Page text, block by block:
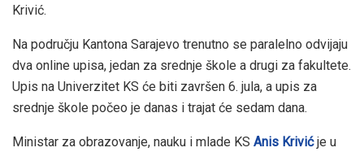
Krivić.
Na području Kantona Sarajevo trenutno se paralelno odvijaju
dva online upisa, jedan za srednje škole a drugi za fakultete.
Upis na Univerzitet KS će biti završen 6. jula, a upis za
srednje škole počeo je danas i trajat će sedam dana.
Ministar za obrazovanje, nauku i mlade KS Anis Krivićje u